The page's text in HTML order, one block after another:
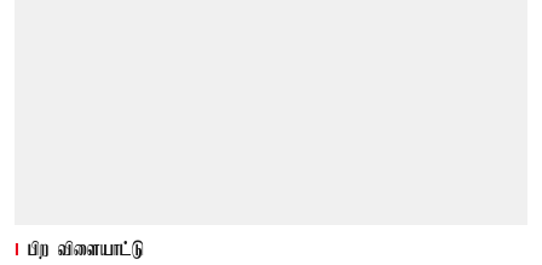
பிற விளையாட்டு